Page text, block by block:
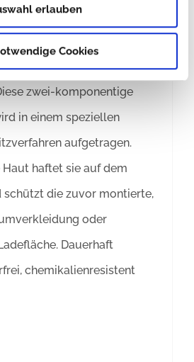
erlauben
Cookies
von Goliath Trans-
Polyurea-
zwei-komponentige
in einem speziellen
aufgetragen.
haftet sie auf dem
schützt die zuvor montierte,
oder
Dauerhaft
chemikalienresistent